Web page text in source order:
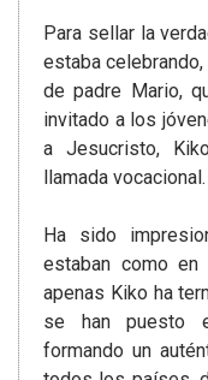
Para sellar la
estaba
de padre Mario,
invitado a los
a Jesucristo,
llamada vocacional.
Ha sido
estaban como en
apenas Kiko ha
se han puesto
formando un